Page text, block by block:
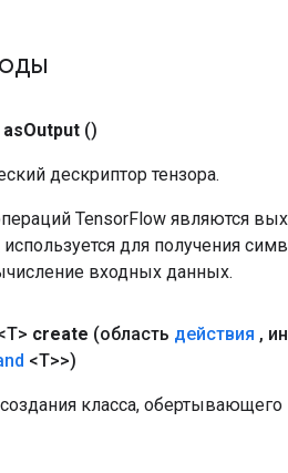
asOutput ()
дескриптор тензора.
TensorFlow являются
для получения
входных данных.
create (область действия ,
<T>>)
класса,